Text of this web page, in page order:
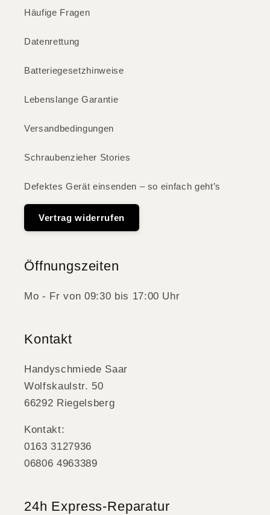
Häufige Fragen
Datenrettung
Batteriegesetzhinweise
Lebenslange Garantie
Versandbedingungen
Schraubenzieher Stories
Defektes Gerät einsenden – so einfach geht’s
Vertrag widerrufen
Öffnungszeiten
Mo - Fr von 09:30 bis 17:00 Uhr
Kontakt
Handyschmiede Saar
Wolfskaulstr. 50
66292 Riegelsberg
Kontakt:
0163 3127936
06806 4963389
24h Express-Reparatur